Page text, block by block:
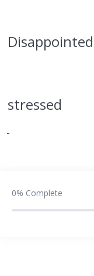
Disappointed
stressed
0% Complete